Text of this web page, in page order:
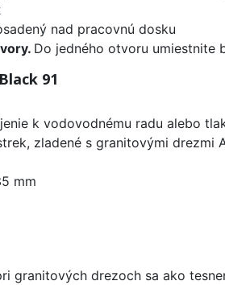
nad pracovnú dosku
Do jedného otvoru umiestnite
91
k vodovodnému radu alebo
zladené s granitovými drezmi
mm
granitových drezoch sa ako